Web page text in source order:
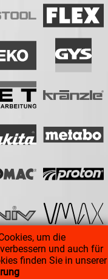
um die
und auch für
finden Sie in unserer